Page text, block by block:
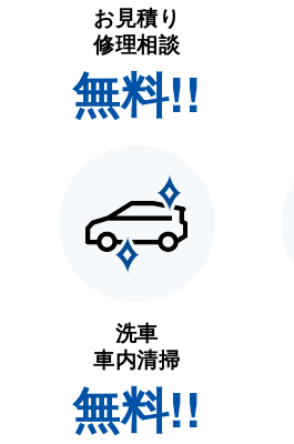
お見積り
修理相談
無料!!
洗車
車内清掃
無料!!